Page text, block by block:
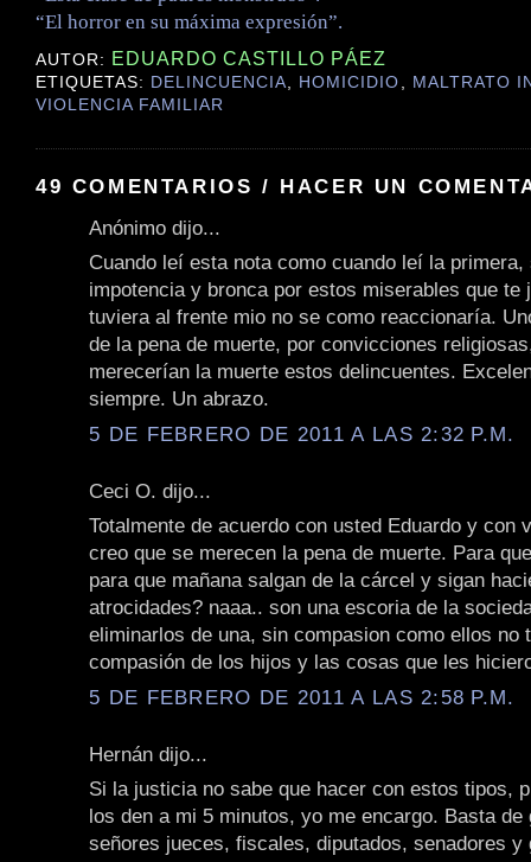
“El horror en su máxima expresión”.
AUTOR: EDUARDO CASTILLO PÁEZ
ETIQUETAS: DELINCUENCIA, HOMICIDIO , MALTRATO
VIOLENCIA FAMILIAR
49 COMENTARIOS / HACER UN
Anónimo dijo...
Cuando leí esta nota como cuando leí la
impotencia y bronca por estos miserables que te
tuviera al frente mio no se como reaccionaría.
de la pena de muerte, por convicciones
merecerían la muerte estos delincuentes.
siempre. Un abrazo.
5 DE FEBRERO DE 2011 A LAS 2:32 P.M.
Ceci O. dijo...
Totalmente de acuerdo con usted Eduardo y con
creo que se merecen la pena de muerte. Para
para que mañana salgan de la cárcel y sigan
atrocidades? naaa.. son una escoria de la
eliminarlos de una, sin compasion como ellos no
compasión de los hijos y las cosas que les
5 DE FEBRERO DE 2011 A LAS 2:58 P.M.
Hernán dijo...
Si la justicia no sabe que hacer con estos tipos,
los den a mi 5 minutos, yo me encargo. Basta de
señores jueces, fiscales, diputados, senadores y